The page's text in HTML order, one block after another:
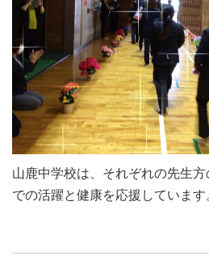
山鹿中学校は、それぞれの先生
での活躍と健康を応援しています